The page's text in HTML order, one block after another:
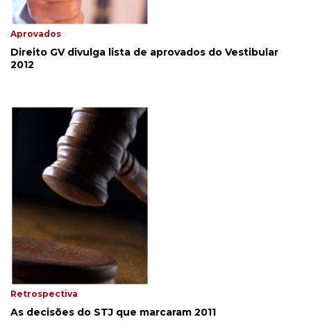
Aprovados
Direito GV divulga lista de aprovados do Vestibular
2012
Retrospectiva
As decisões do STJ que marcaram 2011